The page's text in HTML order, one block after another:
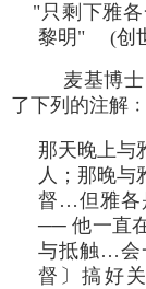
"只剩下雅
黎明" (创世
麦基博
了下列的注解﹕
那天晚上与
人；那晚
督…但雅各
── 他一直
与抵触…会
督〕搞好关